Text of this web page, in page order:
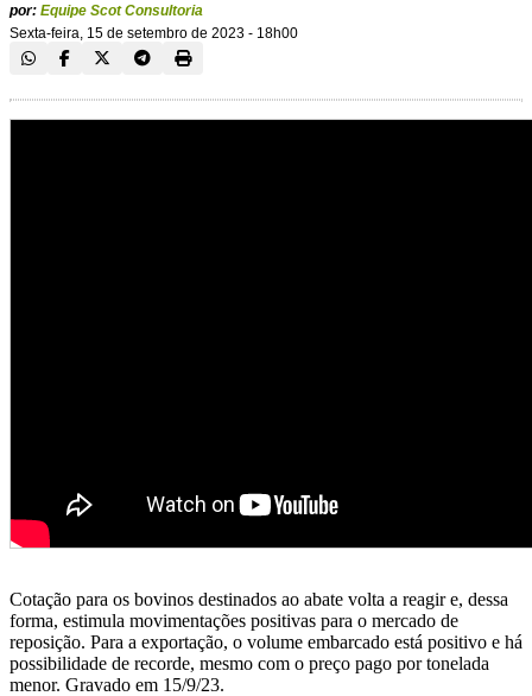
por: Equipe Scot Consultoria
Sexta-feira, 15 de setembro de 2023 - 18h00
Cotação para os bovinos destinados ao abate volta a reagir e, dessa
forma, estimula movimentações positivas para o mercado de
reposição. Para a exportação, o volume embarcado está positivo e há
possibilidade de recorde, mesmo com o preço pago por tonelada
menor. Gravado em 15/9/23.